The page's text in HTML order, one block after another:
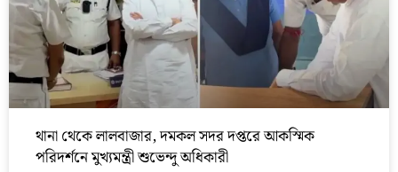
থানা থেকে লালবাজার, দমকল সদর দপ্তরে আকস্মিক
পরিদর্শনে মুখ্যমন্ত্রী শুভেন্দু অধিকারী